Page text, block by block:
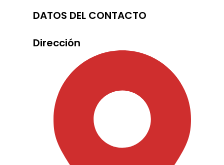
DATOS DEL CONTACTO
Dirección